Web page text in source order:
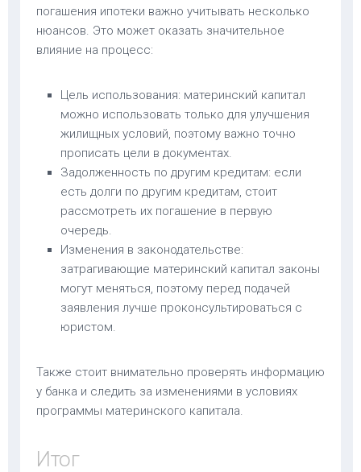
погашения ипотеки важно учитывать несколько
нюансов. Это может оказать значительное
влияние на процесс:
Цель использования: материнский капитал
можно использовать только для улучшения
жилищных условий, поэтому важно точно
прописать цели в документах.
Задолженность по другим кредитам: если
есть долги по другим кредитам, стоит
рассмотреть их погашение в первую
очередь.
Изменения в законодательстве:
затрагивающие материнский капитал законы
могут меняться, поэтому перед подачей
заявления лучше проконсультироваться с
юристом.
Также стоит внимательно проверять информацию
у банка и следить за изменениями в условиях
программы материнского капитала.
Итог